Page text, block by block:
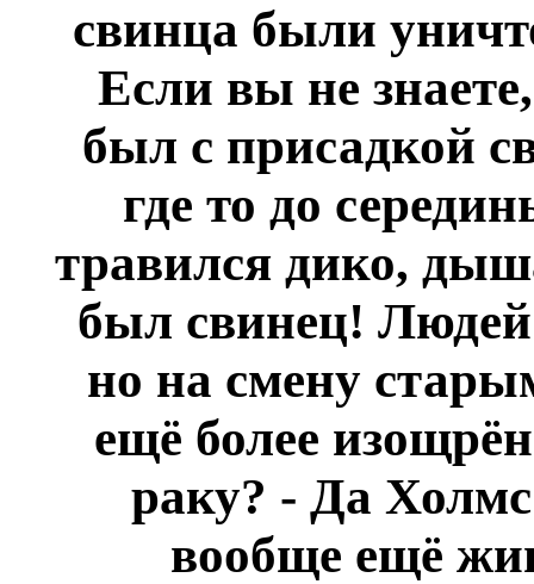
свинца были
Если вы не
был с присадкой
где то до
травился дико,
был свинец!
но на смену
ещё более
раку? - Да
вообще ещё